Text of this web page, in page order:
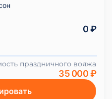
0 ₽
праздничного вояжа
35 000 ₽